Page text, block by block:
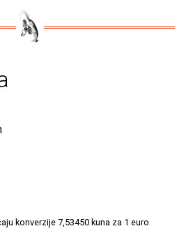
konverzije 7,53450 kuna za 1 euro